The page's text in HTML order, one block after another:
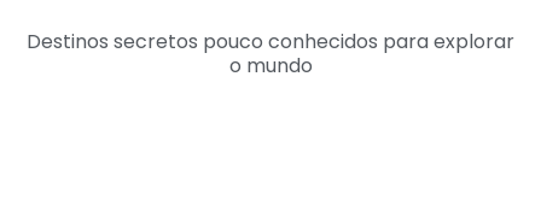
Destinos secretos pouco conhecidos para explorar
o mundo